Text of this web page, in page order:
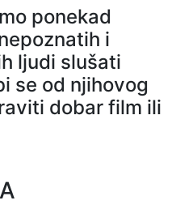
ponekad
i
ljudi slušati
se od njihovog
dobar film ili